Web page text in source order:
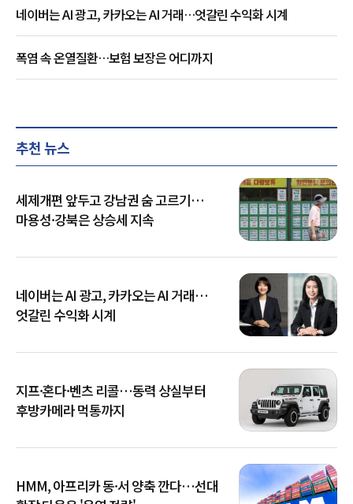
네이버는 AI 광고, 카카오는 AI 거래…엇갈린 수익화 시계
폭염 속 온열질환…보험 보장은 어디까지
추천 뉴스
세제개편 앞두고 강남권 숨 고르기…
마용성·강북은 상승세 지속
네이버는 AI 광고, 카카오는 AI 거래…
엇갈린 수익화 시계
지프·혼다·벤츠 리콜…동력 상실부터
후방카메라 먹통까지
HMM, 아프리카 동·서 양축 깐다…선대